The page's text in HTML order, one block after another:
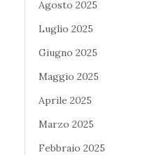
Agosto 2025
Luglio 2025
Giugno 2025
Maggio 2025
Aprile 2025
Marzo 2025
Febbraio 2025